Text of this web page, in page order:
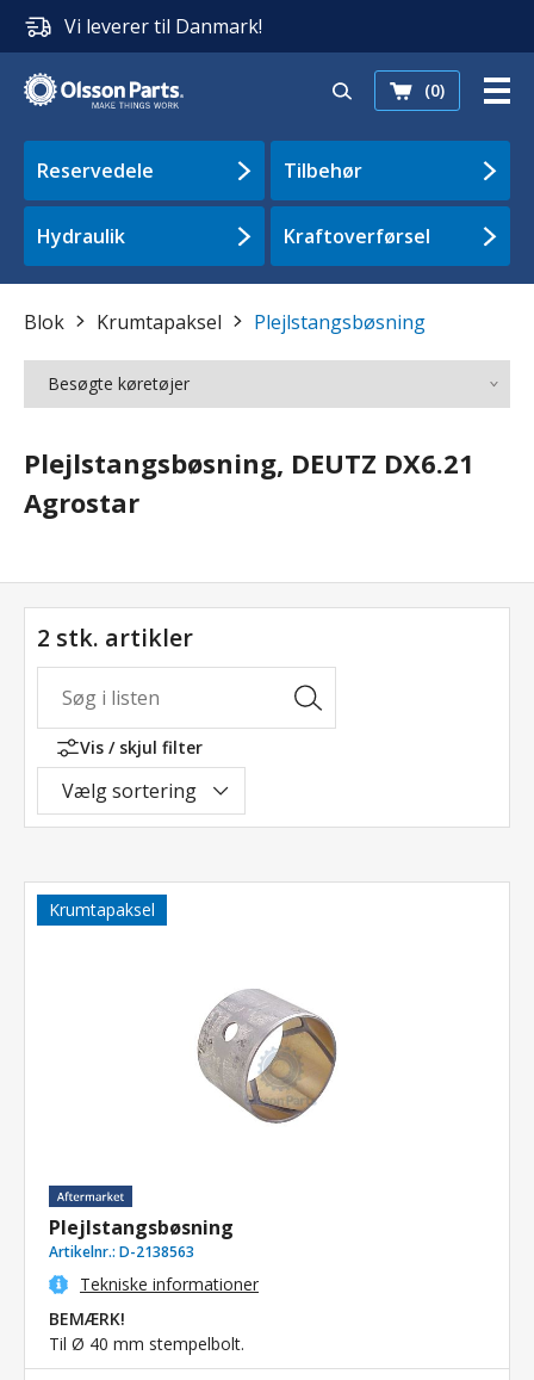
Vi leverer til Danmark!
(0)
Reservedele Tilbehør
Hydraulik Kraftoverførsel
Blok Krumtapaksel Plejlstangsbøsning
Besøgte køretøjer
Plejlstangsbøsning, DEUTZ DX6.21
Agrostar
2 stk. artikler
Vis / skjul filter
Vælg sortering
Krumtapaksel
Plejlstangsbøsning
Artikelnr.: D-2138563
Tekniske informationer
BEMÆRK!
Til Ø 40 mm stempelbolt.